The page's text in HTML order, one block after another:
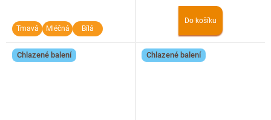
Tmavá Mléčná Bílá
cena:
Do košíku
Chlazené balení Chlazené balení